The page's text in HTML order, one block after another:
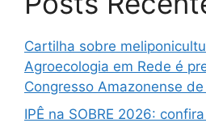
Cartilha sobre
Agroecologia em Rede é
Congresso Amazonense
IPÊ na SOBRE 2026: